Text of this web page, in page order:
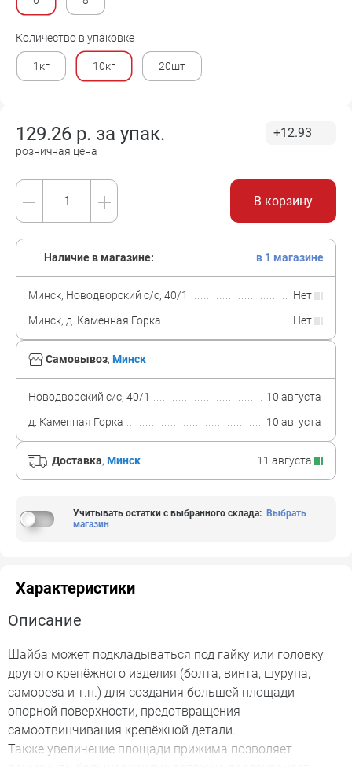
Количество в упаковке
1кг 10кг 20шт
129.26 р. за упак.
розничная цена
+12.93
В корзину
Самовывоз, Минск
Новодворский с/с, 40/1
10 августа
д. Каменная Горка
10 августа
Доставка, Минск 11 августа
Наличие в магазине: в 1 магазине
Минск, Новодворский с/с, 40/1
Нет
Минск, д. Каменная Горка
Нет
Учитывать остатки с выбранного склада: Выбрать
магазин
Характеристики
Описание
Шайба может подкладываться под гайку или головку
другого крепёжного изделия (болта, винта, шурупа,
самореза и т.п.) для создания большей площади
опорной поверхности, предотвращения
самоотвинчивания крепёжной детали.
Также увеличение площади прижима позволяет